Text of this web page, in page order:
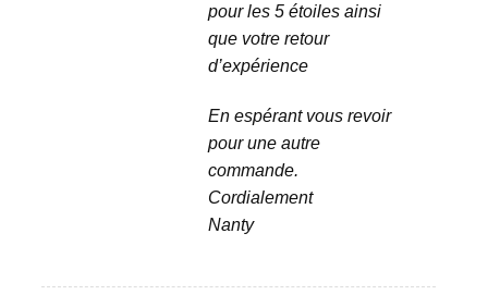
pour les 5 étoiles ainsi
que votre retour
d’expérience
En espérant vous revoir
pour une autre
commande.
Cordialement
Nanty